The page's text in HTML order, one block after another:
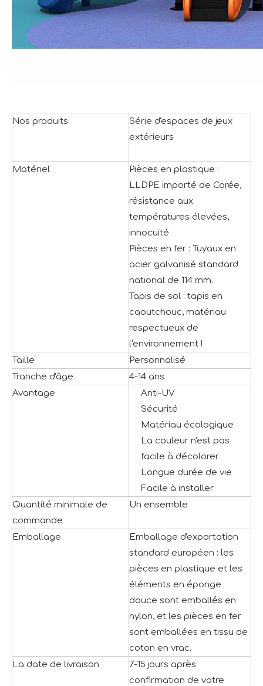
Nos produits
Série d'espaces de jeux
extérieurs
Matériel
Pièces en plastique :
LLDPE importé de Corée,
résistance aux
températures élevées,
innocuité
Pièces en fer : Tuyaux en
acier galvanisé standard
national de 114 mm.
Tapis de sol : tapis en
caoutchouc, matériau
respectueux de
l'environnement !
Taille
Personnalisé
Tranche d'âge
4-14 ans
Avantage
Anti-UV
Sécurité
Matériau écologique
La couleur n'est pas
facile à décolorer
Longue durée de vie
Facile à installer
Quantité minimale de
commande
Un ensemble
Emballage
Emballage d'exportation
standard européen : les
pièces en plastique et les
éléments en éponge
douce sont emballés en
nylon, et les pièces en fer
sont emballées en tissu de
coton en vrac.
La date de livraison
7-15 jours après
confirmation de votre